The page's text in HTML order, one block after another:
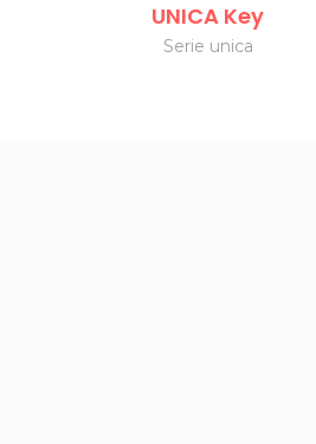
UNICA Key
Serie unica